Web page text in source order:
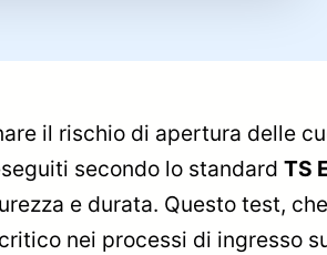
il rischio di apertura delle
secondo lo standard TS
e durata. Questo test,
nei processi di ingresso